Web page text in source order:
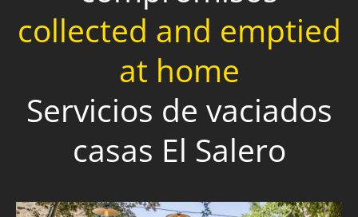
collected and emptied
at home
Servicios de vaciados
casas El Salero